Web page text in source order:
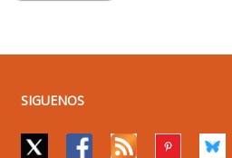
SIGUENOS